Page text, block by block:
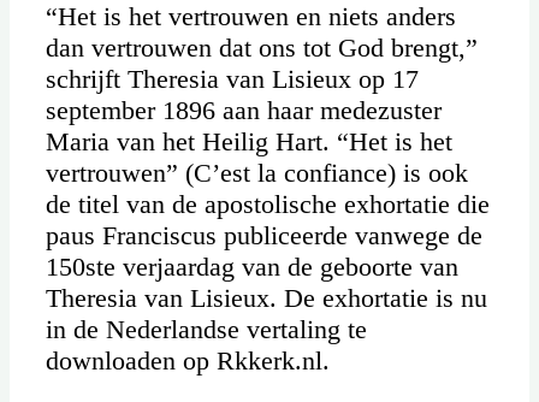
“Het is het vertrouwen en niets anders
dan vertrouwen dat ons tot God brengt,”
schrijft Theresia van Lisieux op 17
september 1896 aan haar medezuster
Maria van het Heilig Hart. “Het is het
vertrouwen” (C’est la confiance) is ook
de titel van de apostolische exhortatie die
paus Franciscus publiceerde vanwege de
150ste verjaardag van de geboorte van
Theresia van Lisieux. De exhortatie is nu
in de Nederlandse vertaling te
downloaden op Rkkerk.nl.